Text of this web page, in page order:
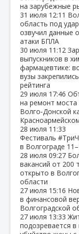
на зарубежные
31 июля 12:11
область под
озвучил данные
атаки БПЛА
30 июля 11:12
выпускников в
фармацевтике:
вузы
рейтинга
29 июля 17:46
на ремонт моста
Волго‑Донской
28 июля 11:33
Фестиваль
в Волгограде
28 июля 09:27
вакансий от 200
открыто в
области
27 июля 15:16
в финансовой
Волгоградской
27 июля 13:33
подозревается